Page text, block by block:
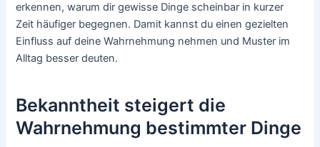
erkennen, warum dir gewisse Dinge scheinbar in kurzer
Zeit häufiger begegnen. Damit kannst du einen gezielten
Einfluss auf deine Wahrnehmung nehmen und Muster im
Alltag besser deuten.
Bekanntheit steigert die
Wahrnehmung bestimmter Dinge